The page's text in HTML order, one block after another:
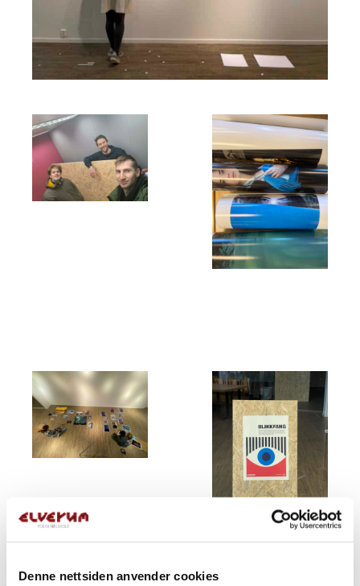
Denne nettsiden anvender cookies